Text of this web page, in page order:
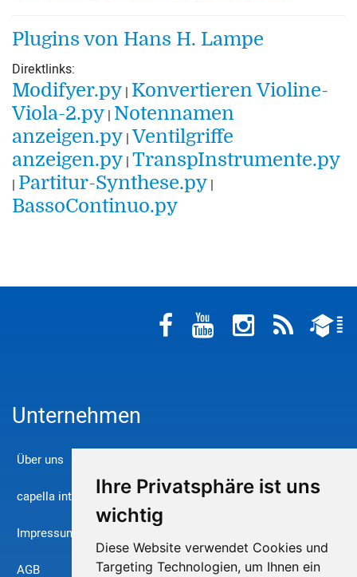
Ihre Privatsphäre ist uns
wichtig
Diese Website verwendet Cookies und
Targeting Technologien, um Ihnen ein
Plugins von Hans H. Lampe
Direktlinks:
Modifyer.py | Konvertieren Violine-
Viola-2.py | Notennamen
anzeigen.py | Ventilgriffe
anzeigen.py | TranspInstrumente.py
| Partitur-Synthese.py |
BassoContinuo.py
Unternehmen
Über uns
capella international
Impressum
AGB